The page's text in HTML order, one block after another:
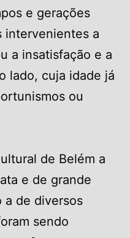
e gerações
intervenientes a
a insatisfação e a
lado, cuja idade já
ou
de Belém a
e de grande
a de diversos
sendo